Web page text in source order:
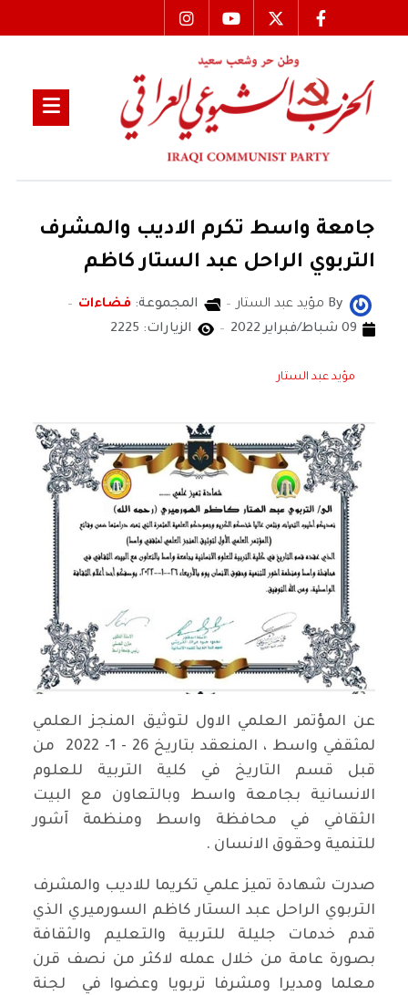
جامعة واسط تكرم الاديب والمشرف
التربوي الراحل عبد الستار كاظم
By مؤيد عبد الستار المجموعة: فضاءات
09 شباط/فبراير 2022
الزيارات: 2225
مؤيد عبد الستار
عن المؤتمر العلمي الاول لتوثيق المنجز العلمي
لمثقفي واسط ، المنعقد بتاريخ 26 - 1- 2022 من
قبل قسم التاريخ في كلية التربية للعلوم
الانسانية بجامعة واسط وبالتعاون مع البيت
الثقافي في محافظة واسط ومنظمة آشور
للتنمية وحقوق الانسان .
صدرت شهادة تميز علمي تكريما للاديب والمشرف
التربوي الراحل عبد الستار كاظم السورميري الذي
قدم خدمات جليلة للتربية والتعليم والثقافة
بصورة عامة من خلال عمله لاكثر من نصف قرن
معلما ومديرا ومشرفا تربويا وعضوا في لجنة